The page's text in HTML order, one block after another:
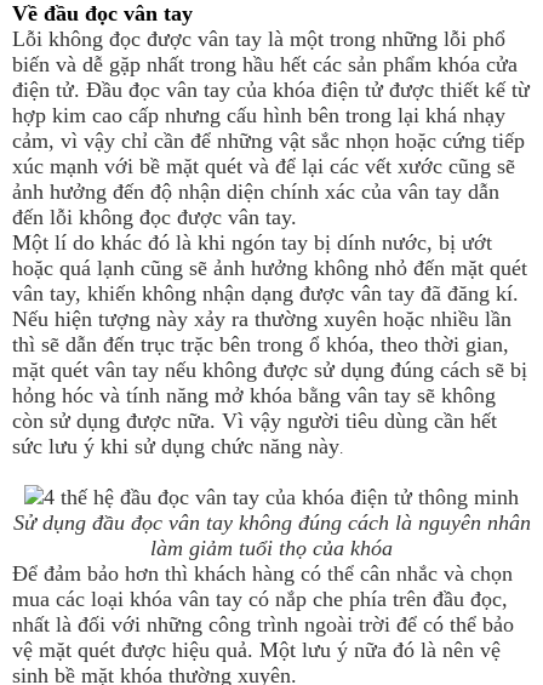
Về đầu đọc vân tay
Lỗi không đọc được vân tay là một trong những lỗi phổ
biến và dễ gặp nhất trong hầu hết các sản phẩm khóa cửa
điện tử. Đầu đọc vân tay của khóa điện tử được thiết kế từ
hợp kim cao cấp nhưng cấu hình bên trong lại khá nhạy
cảm, vì vậy chỉ cần để những vật sắc nhọn hoặc cứng tiếp
xúc mạnh với bề mặt quét và để lại các vết xước cũng sẽ
ảnh hưởng đến độ nhận diện chính xác của vân tay dẫn
đến lỗi không đọc được vân tay.
Một lí do khác đó là khi ngón tay bị dính nước, bị ướt
hoặc quá lạnh cũng sẽ ảnh hưởng không nhỏ đến mặt quét
vân tay, khiến không nhận dạng được vân tay đã đăng kí.
Nếu hiện tượng này xảy ra thường xuyên hoặc nhiều lần
thì sẽ dẫn đến trục trặc bên trong ổ khóa, theo thời gian,
mặt quét vân tay nếu không được sử dụng đúng cách sẽ bị
hỏng hóc và tính năng mở khóa bằng vân tay sẽ không
còn sử dụng được nữa. Vì vậy người tiêu dùng cần hết
sức lưu ý khi sử dụng chức năng này.
Sử dụng đầu đọc vân tay không đúng cách là nguyên nhân
làm giảm tuổi thọ của khóa
Để đảm bảo hơn thì khách hàng có thể cân nhắc và chọn
mua các loại khóa vân tay có nắp che phía trên đầu đọc,
nhất là đối với những công trình ngoài trời để có thể bảo
vệ mặt quét được hiệu quả. Một lưu ý nữa đó là nên vệ
sinh bề mặt khóa thường xuyên.